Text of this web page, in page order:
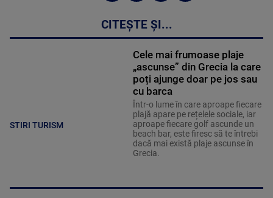
CITEȘTE ȘI...
STIRI TURISM
Cele mai frumoase plaje
„ascunse” din Grecia la care
poți ajunge doar pe jos sau
cu barca
Într-o lume în care aproape fiecare
plajă apare pe rețelele sociale, iar
aproape fiecare golf ascunde un
beach bar, este firesc să te întrebi
dacă mai există plaje ascunse în
Grecia.